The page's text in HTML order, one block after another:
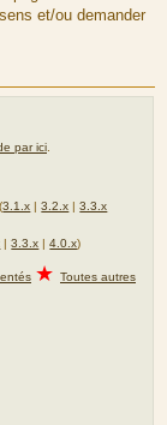
et/ou demander
par ici
3.1.x |3.2.x |3.3.x
|3.3.x |4.0.x)
★ Toutes autres